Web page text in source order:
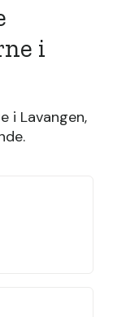
i
i Lavangen,